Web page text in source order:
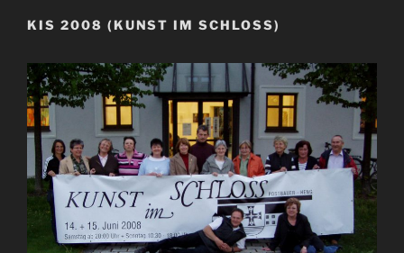
KIS 2008 (KUNST IM SCHLOSS)